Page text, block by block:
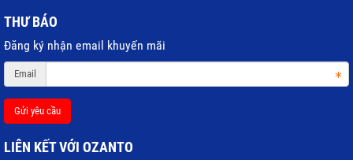
THƯ BÁO
Đăng ký nhận email khuyến mãi
Email
Gửi yêu cầu
LIÊN KẾT VỚI OZANTO